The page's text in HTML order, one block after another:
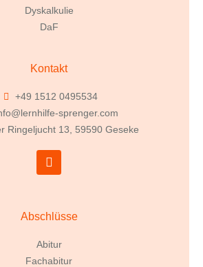
Dyskalkulie
DaF
Kontakt
+49 1512 0495534
sprenger.com
Ringeljucht 13, 59590 Geseke
Abschlüsse
Abitur
Fachabitur